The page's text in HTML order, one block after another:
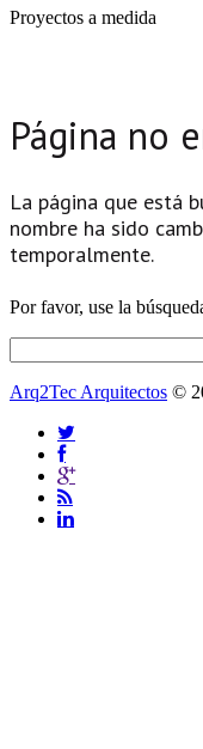
Proyectos a medida
Página no
La página que está
nombre ha sido
temporalmente.
Por favor, use la
Arq2Tec Arquitectos ©